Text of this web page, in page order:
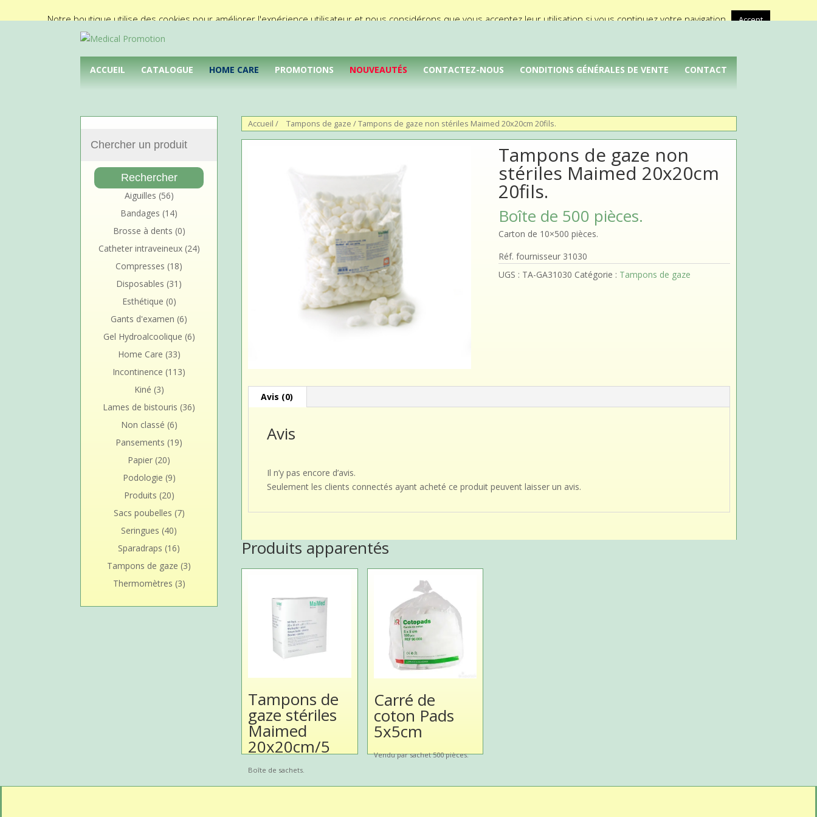
A propos de Médical Promotion
ACCUEIL CATALOGUE HOME CARE PROMOTIONS NOUVEAUTÉS CONTACTEZ-NOUS CONDITIONS GÉNÉRALES DE VENTE CONTACT
Accueil / Tampons de gaze / Tampons de gaze non stériles Maimed 20x20cm 20fils.
Tampons de gaze non
stériles Maimed 20x20cm
20fils.
Boîte de 500 pièces.
Carton de 10×500 pièces.
Réf. fournisseur 31030
UGS : TA-GA31030 Catégorie : Tampons de gaze
Avis (0)
Avis
Il n’y pas encore d’avis.
Seulement les clients connectés ayant acheté ce produit peuvent laisser un avis.
Produits apparentés
Tampons de
gaze stériles
Maimed
20x20cm/5
Boîte de sachets.
Carré de
coton Pads
5x5cm
Vendu par sachet 500 pièces.
Aiguilles (56)
Bandages (14)
Brosse à dents (0)
Catheter intraveineux (24)
Compresses (18)
Disposables (31)
Esthétique (0)
Gants d'examen (6)
Gel Hydroalcoolique (6)
Home Care (33)
Incontinence (113)
Kiné (3)
Lames de bistouris (36)
Non classé (6)
Pansements (19)
Papier (20)
Podologie (9)
Produits (20)
Sacs poubelles (7)
Seringues (40)
Sparadraps (16)
Tampons de gaze (3)
Thermomètres (3)
Notre boutique utilise des cookies pour améliorer l'expérience utilisateur et nous considérons que vous acceptez leur utilisation si vous continuez votre navigation. Accept